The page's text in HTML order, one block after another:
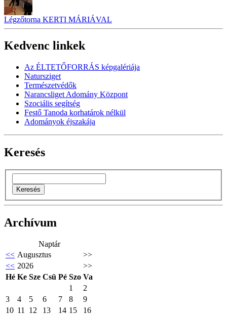
Légzőtorna KERTI MÁRIÁVAL
Kedvenc linkek
Az ÉLTETŐFORRÁS képgalériája
Natursziget
Természetvédők
Narancsliget Adomány Központ
Szociális segítség
Festő Tanoda korhatárok nélkül
Adományok éjszakája
Keresés
Archívum
Naptár
<< Augusztus
>>
<< 2026
>>
Hé Ke Sze Csü Pé Szo Va
1
2
3
4 5 6 7 8
9
10 11 12 13 14 15
16